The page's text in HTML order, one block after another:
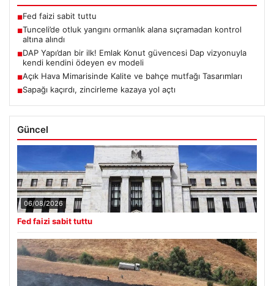
■Fed faizi sabit tuttu
■Tunceli’de otluk yangını ormanlık alana sıçramadan kontrol
altına alındı
■DAP Yapı’dan bir ilk! Emlak Konut güvencesi Dap vizyonuyla
kendi kendini ödeyen ev modeli
■Açık Hava Mimarisinde Kalite ve bahçe mutfağı Tasarımları
■Sapağı kaçırdı, zincirleme kazaya yol açtı
Güncel
06/08/2026
Fed faizi sabit tuttu